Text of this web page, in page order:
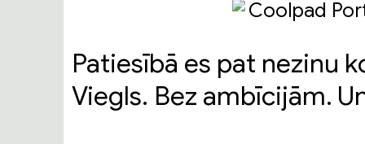
Patiesībā es pat nezinu
Viegls. Bez ambīcijām.